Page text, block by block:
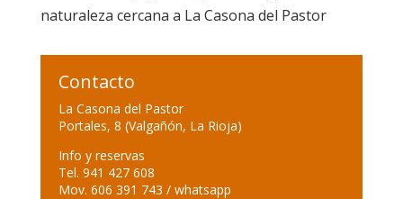
naturaleza cercana a La Casona del Pastor
Contacto
La Casona del Pastor
Portales, 8 (Valgañón, La Rioja)
Info y reservas
Tel. 941 427 608
Mov. 606 391 743 / whatsapp